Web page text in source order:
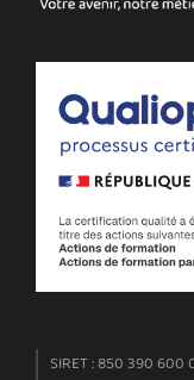
SIRET : 850 390 600